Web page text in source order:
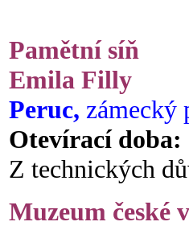
Pamětní síň
Emila Filly
Peruc, zámecký
Otevírací doba:
Z technických
Muzeum české